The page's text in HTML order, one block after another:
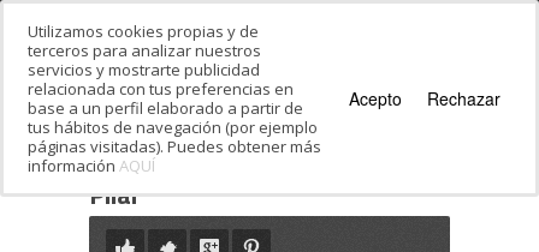
Estás en:
Pilar
Utilizamos cookies propias y de
terceros para analizar nuestros
servicios y mostrarte publicidad
relacionada con tus preferencias en
base a un perfil elaborado a partir de
tus hábitos de navegación (por ejemplo
páginas visitadas). Puedes obtener más
información AQUÍ
Acepto Rechazar